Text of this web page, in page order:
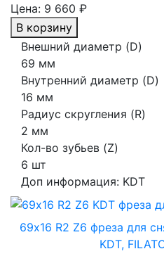
Цена: 9 660 ₽
В корзину
Внешний диаметр (D)
69 мм
Внутренний диаметр (D)
16 мм
Радиус скругления (R)
2 мм
Кол-во зубьев (Z)
6 шт
Доп информация: KDT
69х16 R2 Z6 фреза для
KDT,